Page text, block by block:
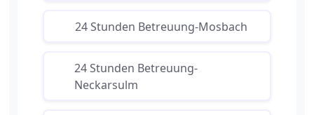
24 Stunden Betreuung-Mosbach
24 Stunden Betreuung-
Neckarsulm